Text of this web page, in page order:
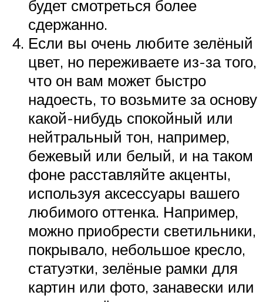
будет смотреться более
сдержанно.
Если вы очень любите зелёный
цвет, но переживаете из-за того,
что он вам может быстро
надоесть, то возьмите за основу
какой-нибудь спокойный или
нейтральный тон, например,
бежевый или белый, и на таком
фоне расставляйте акценты,
используя аксессуары вашего
любимого оттенка. Например,
можно приобрести светильники,
покрывало, небольшое кресло,
статуэтки, зелёные рамки для
картин или фото, занавески или